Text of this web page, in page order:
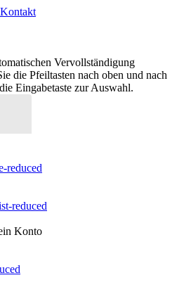
Kontakt
Vervollständigung
die Pfeiltasten nach oben und nach
Eingabetaste zur Auswahl.
Konto